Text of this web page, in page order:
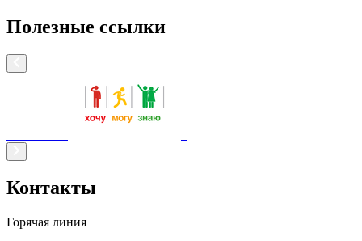
Полезные ссылки
Контакты
Горячая линия